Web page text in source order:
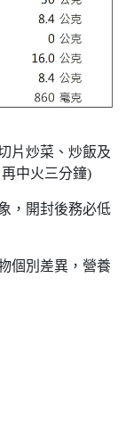
片炒菜、炒飯及
中火三分鐘)
，開封後務必低
個別差異，營養